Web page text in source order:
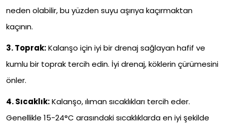
neden olabilir, bu yüzden suyu aşırıya kaçırmaktan
kaçının.
3. Toprak:Kalanşo için iyi bir drenaj sağlayan hafif ve
kumlu bir toprak tercih edin. İyi drenaj, köklerin çürümesini
önler.
4. Sıcaklık:Kalanşo, ılıman sıcaklıkları tercih eder.
Genellikle 15-24°C arasındaki sıcaklıklarda en iyi şekilde